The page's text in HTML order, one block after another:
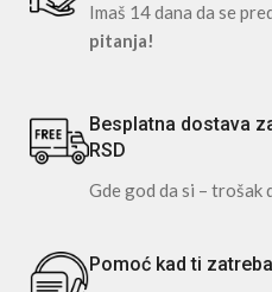
Imaš 14 dana da se
pitanja!
Besplatna dostava
RSD
Gde god da si – trošak
Pomoć kad ti zatreba